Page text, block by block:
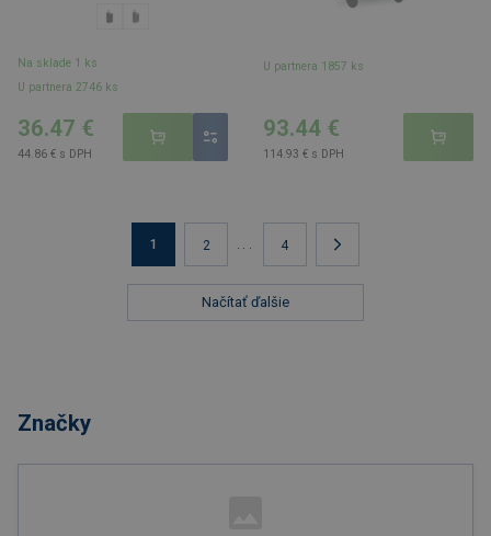
Na sklade 1 ks
U partnera 2746 ks
36.47 €
44.86 € s DPH
U partnera 1857 ks
93.44 €
114.93 € s DPH
Načítať ďalšie
1 2 ... 4
Značky